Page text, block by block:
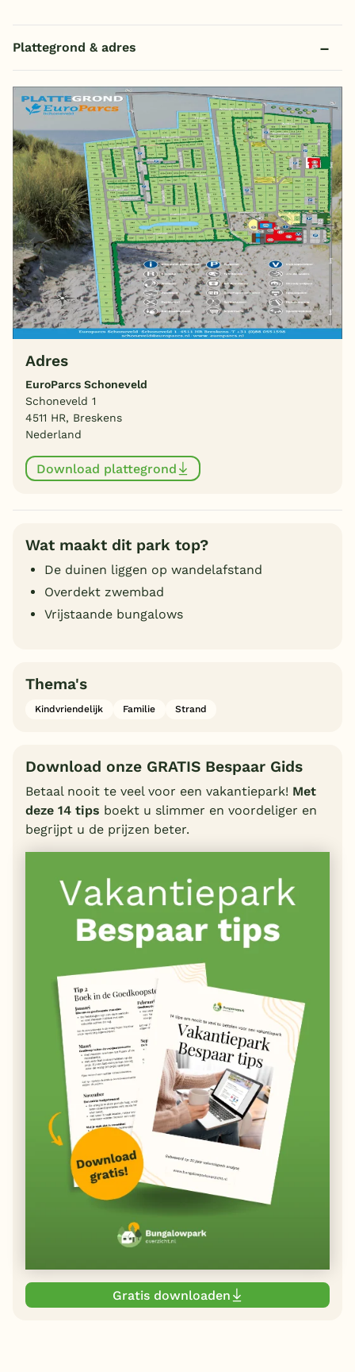
Plattegrond & adres
Adres
EuroParcs Schoneveld
Schoneveld 1
4511 HR, Breskens
Nederland
Download plattegrond
Wat maakt dit park top?
De duinen liggen op wandelafstand
Overdekt zwembad
Vrijstaande bungalows
Thema's
Kindvriendelijk Familie Strand
Download onze GRATIS Bespaar Gids
Betaal nooit te veel voor een vakantiepark! Met
deze 14 tips boekt u slimmer en voordeliger en
begrijpt u de prijzen beter.
Gratis downloaden